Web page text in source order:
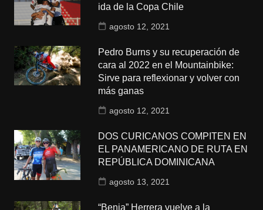
ida de la Copa Chile
agosto 12, 2021
Pedro Burns y su recuperación de
cara al 2022 en el Mountainbike:
Sirve para reflexionar y volver con
más ganas
agosto 12, 2021
DOS CURICANOS COMPITEN EN
EL PANAMERICANO DE RUTA EN
REPÚBLICA DOMINICANA
agosto 13, 2021
“Benja” Herrera vuelve a la